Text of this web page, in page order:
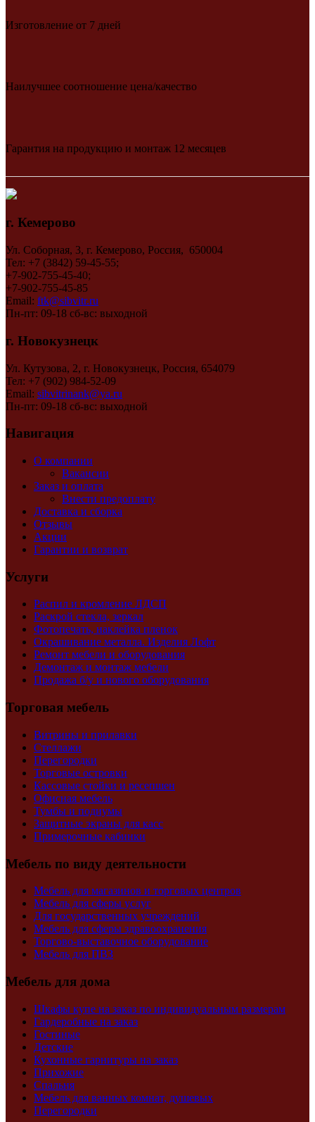
Изготовление от 7 дней
Наилучшее соотношение цена/качество
Гарантия на продукцию и монтаж 12 месяцев
г. Кемерово
Ул. Соборная, 3, г. Кемерово, Россия, 650004
Тел: +7 (3842) 59-45-55;
+7-902-755-45-40;
+7-902-755-45-85
Email: ftk@sibvitr.ru
Пн-пт: 09-18 сб-вс: выходной
г. Новокузнецк
Ул. Кутузова, 2, г. Новокузнецк, Россия, 654079
Тел: +7 (902) 984-52-09
Email: sibvitrinank@ya.ru
Пн-пт: 09-18 сб-вс: выходной
Навигация
О компании
Вакансии
Заказ и оплата
Внести предоплату
Доставка и сборка
Отзывы
Акции
Гарантии и возврат
Услуги
Распил и кромление ЛДСП
Раскрой стекла, зеркал
Фотопечать, наклейка пленок
Окрашивание металла. Изделия Лофт
Ремонт мебели и оборудования
Демонтаж и монтаж мебели
Продажа б/у и нового оборудования
Торговая мебель
Витрины и прилавки
Стеллажи
Перегородки
Торговые островки
Кассовые стойки и ресепшен
Офисная мебель
Тумбы и подиумы
Защитные экраны для касс
Примерочные кабинки
Мебель по виду деятельности
Мебель для магазинов и торговых центров
Мебель для сферы услуг
Для государственных учреждений
Мебель для сферы здравоохранения
Торгово-выставочное оборудование
Мебель для ПВЗ
Мебель для дома
Шкафы купе на заказ по индивидуальным размерам
Гардеробные на заказ
Гостиные
Детские
Кухонные гарнитуры на заказ
Прихожие
Спальня
Мебель для ванных комнат, душевых
Перегородки